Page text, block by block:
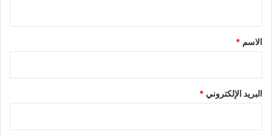
*
الاسم *
البريد الإلكتروني *